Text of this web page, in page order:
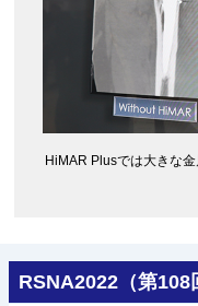
HiMAR Plusでは大きな
RSNA2022（第108